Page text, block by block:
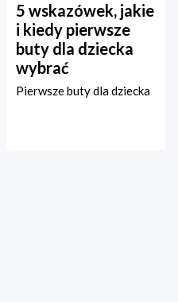
5 wskazówek, jakie
i kiedy pierwsze
buty dla dziecka
wybrać
Pierwsze buty dla dziecka